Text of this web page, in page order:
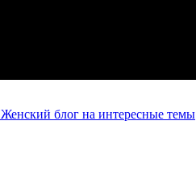
Женский блог на интересные темы